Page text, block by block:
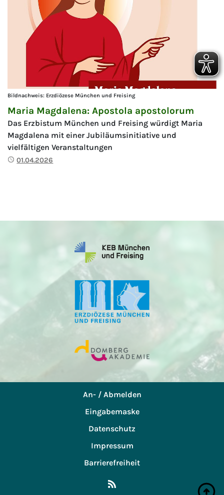
Bildnachweis: Erzdiözese München und Freising
Maria Magdalena: Apostola apostolorum
Das Erzbistum München und Freising würdigt Maria
Magdalena mit einer Jubiläumsinitiative und
vielfältigen Veranstaltungen
Publiziert
01.04.2026
An- / Abmelden
Eingabemaske
Datenschutz
Impressum
Barrierefreiheit